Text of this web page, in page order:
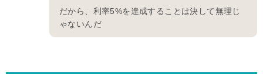
だから、利率5%を達成することは決して無理じ
ゃないんだ